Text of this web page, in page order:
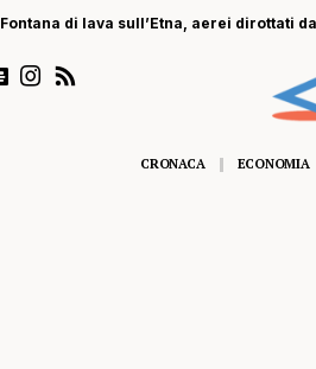
Fontana di lava sull’Etna, aerei dirottati
CRONACA ECONOMIA